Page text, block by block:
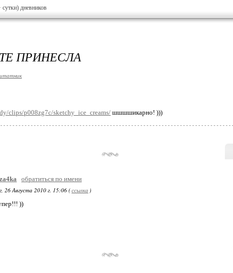
сутки) дневников
ПРИНЕСЛА
clips/p008zg7c/sketchy_ice_creams/ шшшшикарно! )))
обратиться по имени
26 Августа 2010 г. 15:06 (ссылка )
))